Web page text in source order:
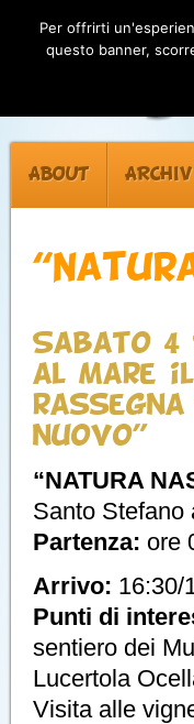
ABOUT
Sabato 4
al Mare
nuovo”
“NATURA
Santo Stefano
Partenza: ore
Arrivo: 16:30/
Punti di
sentiero dei
Lucertola
Visita alle
Per offrirti
questo banner,